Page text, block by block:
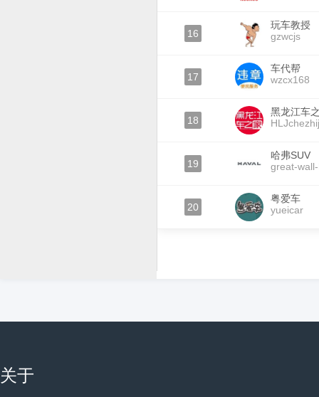
16
玩车教授
gzwcjs
17
车代帮
wzcx168
18
黑龙江车
19
哈弗SUV
great-
20
粤爱车
yueicar
关于